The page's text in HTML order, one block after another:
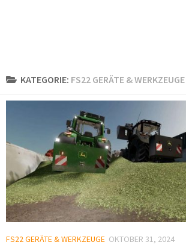
KATEGORIE: FS22 GERÄTE & WERKZEUGE
FS22 GERÄTE & WERKZEUGE OKTOBER 31, 2024